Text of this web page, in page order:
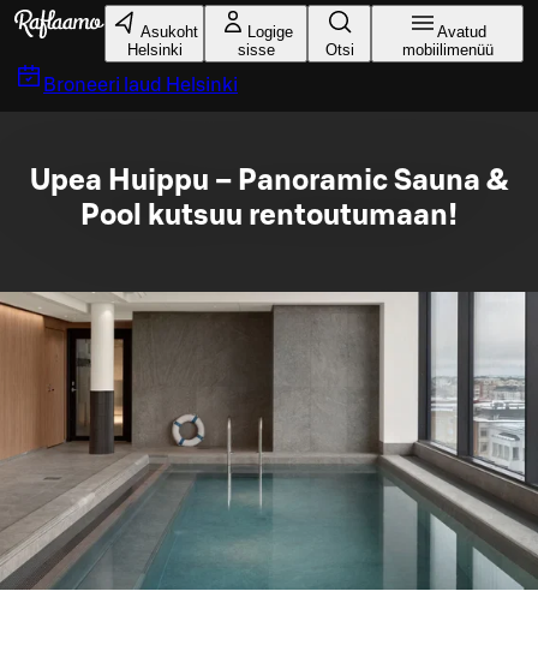
Liigu peamise sisu juurde
Asukoht
Helsinki
Logige
sisse
Otsi
Avatud
mobiilimenüü
Broneeri laud Helsinki
Upea Huippu – Panoramic Sauna &
Pool kutsuu rentoutumaan!